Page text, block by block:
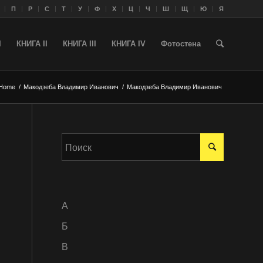
П Р С Т У Ф Х Ц Ч Ш Щ Ю Я
КНИГА II КНИГА III КНИГА IV Фотостена
/ Макодзеба Владимир Иванович / Макодзеба Владимир Иванович
A
Б
В